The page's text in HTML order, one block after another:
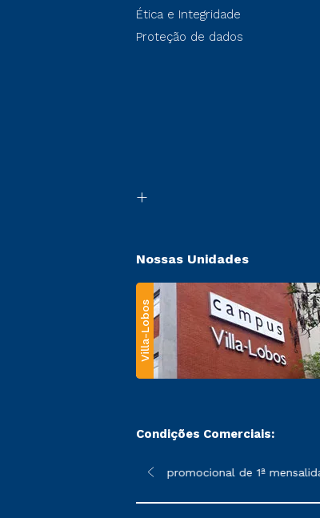
Ética e Integridade
Proteção de dados
Nossas Unidades
Villa-Lobos
Condições Comerciais:
sofrer alterações nos períodos de rematrícula
*A condição promocional de 1ª